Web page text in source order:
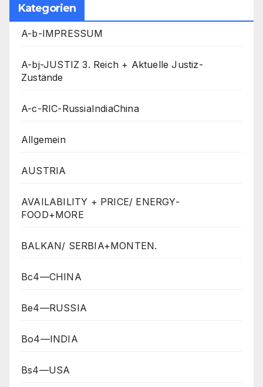
Kategorien
A-b-IMPRESSUM
A-bj-JUSTIZ 3. Reich + Aktuelle Justiz-
Zustände
A-c-RIC-RussiaIndiaChina
Allgemein
AUSTRIA
AVAILABILITY + PRICE/ ENERGY-
FOOD+MORE
BALKAN/ SERBIA+MONTEN.
Bc4—CHINA
Be4—RUSSIA
Bo4—INDIA
Bs4—USA